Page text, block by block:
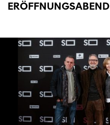
ERÖFFNUNGSABEND